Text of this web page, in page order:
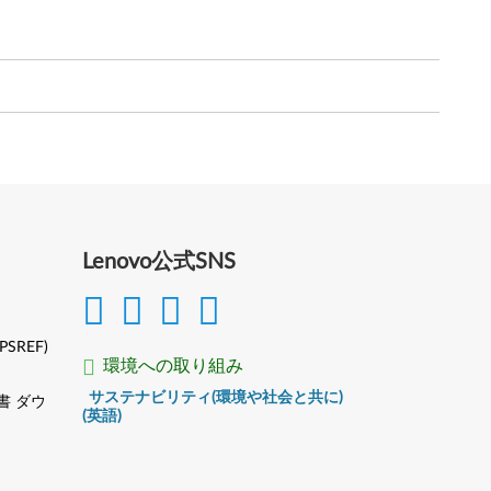
Lenovo公式SNS
環境への取り組み
サステナビリティ(環境や社会と共に)
(英語)
ダウ